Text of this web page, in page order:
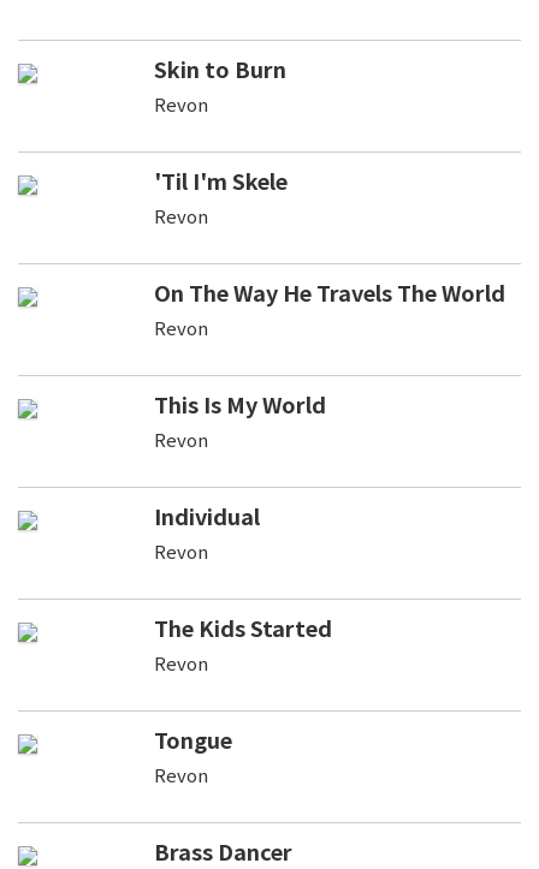
Skin to Burn
Revon
'Til I'm Skele
Revon
On The Way He Travels The World
Revon
This Is My World
Revon
Individual
Revon
The Kids Started
Revon
Tongue
Revon
Brass Dancer